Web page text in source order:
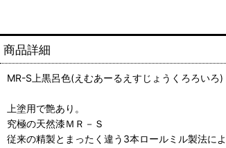
商品詳細
MR-S上黒呂色(えむあーるえすじょうくろろいろ)
上塗用で艶あり。
究極の天然漆ＭＲ－Ｓ
従来の精製とまったく違う3本ロールミル製法に